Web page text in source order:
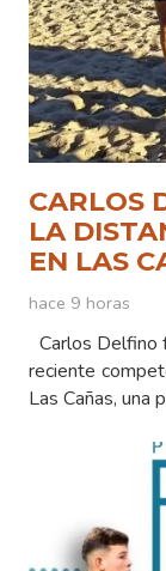
CARLOS
LA
EN LAS
hace 9 horas
Carlos Delfino
reciente
Las Cañas, una